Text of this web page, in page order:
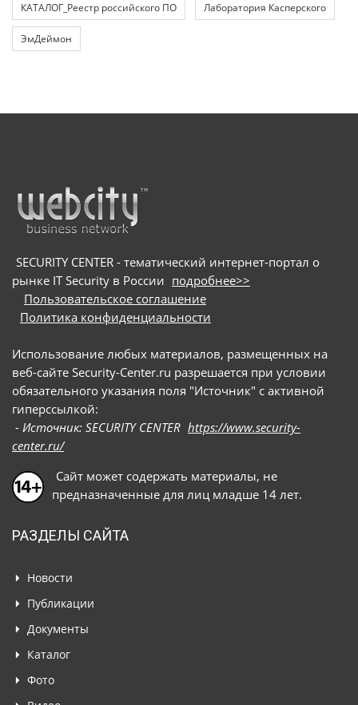
КАТАЛОГ_Реестр российского ПО Лаборатория Касперского
ЭмДеймон
SECURITY CENTER - тематический интернет-портал о
рынке IT Security в России подробнее>>
Пользовательское соглашение
Политика конфиденциальности
Использование любых материалов, размещенных на
веб-сайте Security-Center.ru разрешается при условии
обязательного указания поля "Источник" с активной
гиперссылкой:
- Источник: SECURITY CENTER https://www.security-
center.ru/
Сайт может содержать материалы, не
предназначенные для лиц младше 14 лет.
РАЗДЕЛЫ САЙТА
Новости
Публикации
Документы
Каталог
Фото